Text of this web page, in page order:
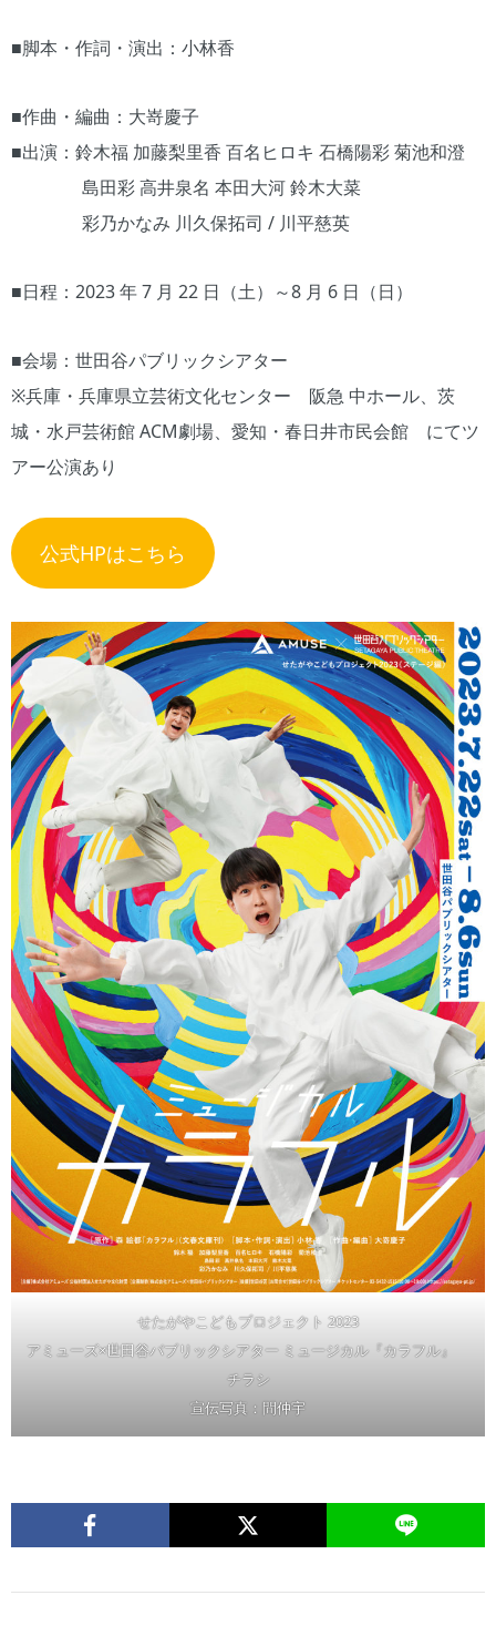
■脚本・作詞・演出：小林香
■作曲・編曲：大嵜慶子
■出演：鈴木福 加藤梨里香 百名ヒロキ 石橋陽彩 菊池和澄
島田彩 高井泉名 本田大河 鈴木大菜
彩乃かなみ 川久保拓司 / 川平慈英
■日程：2023 年 7 月 22 日（土）～8 月 6 日（日）
■会場：世田谷パブリックシアター
※兵庫・兵庫県立芸術文化センター 阪急 中ホール、茨
城・水戸芸術館 ACM劇場、愛知・春日井市民会館 にてツ
アー公演あり
公式HPはこちら
せたがやこどもプロジェクト 2023
アミューズ×世田谷パブリックシアター ミュージカル『カラフル』
チラシ
宣伝写真：間仲宇